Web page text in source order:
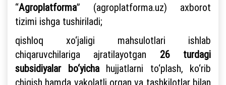
“Agroplatforma” (agroplatforma.uz) axborot
tizimi ishga tushiriladi;
qishloq xo‘jaligi mahsulotlari ishlab
chiqaruvchilariga ajratilayotgan 26 turdagi
subsidiyalar bo‘yicha hujjatlarni to‘plash, ko‘rib
chiqish hamda vakolatli organ va tashkilotlar bilan